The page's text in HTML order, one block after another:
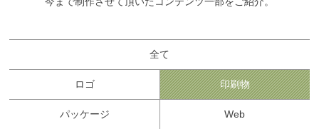
全て
ロゴ 印刷物
パッケージ Web